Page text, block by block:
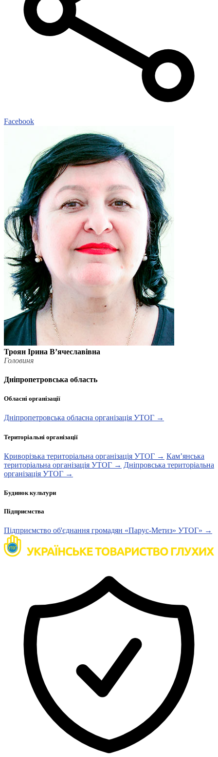
Facebook
Троян Ірина В’ячеславівна
Головиня
Дніпропетровська область
Обласні організації
Дніпропетровська обласна організація УТОГ →
Територіальні організації
Криворізька територіальна організація УТОГ → Кам’янська
територіальна організація УТОГ → Дніпровська територіальна
організація УТОГ →
Будинок культури
Підприємства
Підприємство об'єднання громадян «Парус-Метиз» УТОГ» →